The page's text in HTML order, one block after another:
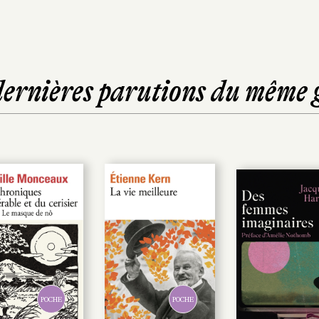
parutions du même
POCHE
POCHE